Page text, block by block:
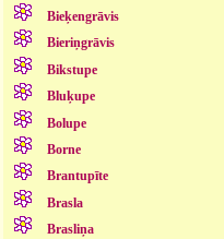
Bieķengrāvis
Bieriņgrāvis
Bikstupe
Bluķupe
Bolupe
Borne
Brantupīte
Brasla
Brasliņa